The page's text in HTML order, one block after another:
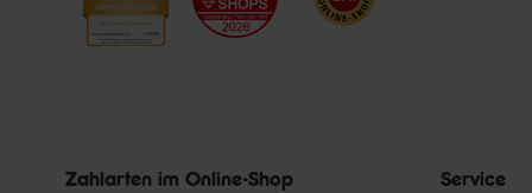
Zahlarten im Online-Shop Service